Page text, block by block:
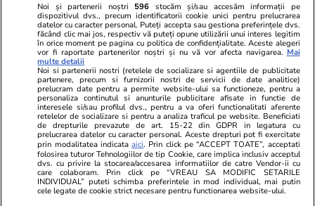
Rezultatele Tragerilor Speciale Loto 6/49 ale
Verii din 12 iulie 2026. Numerele câștigătoare
extrase duminică
Știri România 07 iul.
Rezultate BAC București 2026. Notele au fost
publicate azi pe edu.ro
Știri Externe 12 iul.
Un angajat Leroy Merlin, concediat după 15
Noi și partenerii noștri 596 stocăm și/sau accesăm informații pe
dispozitivul dvs., precum identificatorii cookie unici pentru prelucrarea
datelor cu caracter personal. Puteți accepta sau gestiona preferințele dvs.
făcând clic mai jos, respectiv vă puteți opune utilizării unui interes legitim
în orice moment pe pagina cu politica de confidențialitate. Aceste alegeri
vor fi raportate partenerilor noștri și nu vă vor afecta navigarea. Mai
multe detalii
Noi si partenerii nostri (retelele de socializare si agentiile de publicitate
partenere, precum si furnizorii nostri de servicii de date analitice)
prelucram date pentru a permite website-ului sa functioneze, pentru a
personaliza continutul si anunturile publicitare afisate in functie de
interesele si/sau profilul dvs., pentru a va oferi functionalitati aferente
retelelor de socializare si pentru a analiza traficul pe website. Beneficiati
de drepturile prevazute de art. 15-22 din GDPR in legatura cu
prelucrarea datelor cu caracter personal. Aceste drepturi pot fi exercitate
prin modalitatea indicataaici. Prin click pe “ACCEPT TOATE”, acceptati
folosirea tuturor Tehnologiilor de tip Cookie, care implica inclusiv acceptul
dvs. cu privire la stocarea/accesarea informatiilor de catre Vendor-ii cu
care colaboram. Prin click pe “VREAU SA MODIFIC SETARILE
INDIVIDUAL” puteti schimba preferintele in mod individual, mai putin
cele legate de cookie strict necesare pentru functionarea website-ului.